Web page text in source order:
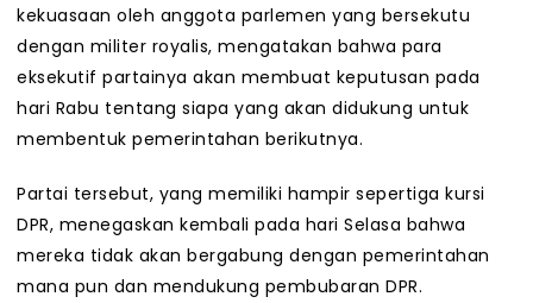
kekuasaan oleh anggota parlemen yang bersekutu
dengan militer royalis, mengatakan bahwa para
eksekutif partainya akan membuat keputusan pada
hari Rabu tentang siapa yang akan didukung untuk
membentuk pemerintahan berikutnya.
Partai tersebut, yang memiliki hampir sepertiga kursi
DPR, menegaskan kembali pada hari Selasa bahwa
mereka tidak akan bergabung dengan pemerintahan
mana pun dan mendukung pembubaran DPR.